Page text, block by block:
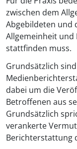
zwischen dem
Abgebildeten und
Allgemeinheit und
stattfinden muss.
Grundsätzlich
dabei um die
Betroffenen aus
Grundsätzlich
verankerte
Berichterstattung